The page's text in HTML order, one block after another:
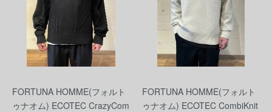
FORTUNA HOMME(フォルト
ゥナオム) ECOTEC CrazyCom
FORTUNA HOMME(フォルト
ゥナオム) ECOTEC CombiKnit